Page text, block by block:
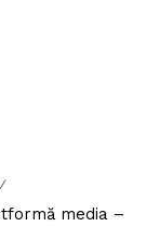
media –